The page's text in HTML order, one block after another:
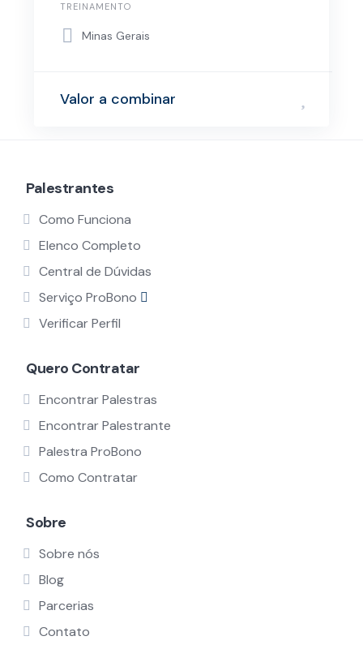
TREINAMENTO
Minas Gerais
Valor a combinar
Palestrantes
Como Funciona
Elenco Completo
Central de Dúvidas
Serviço ProBono
Verificar Perfil
Quero Contratar
Encontrar Palestras
Encontrar Palestrante
Palestra ProBono
Como Contratar
Sobre
Sobre nós
Blog
Parcerias
Contato